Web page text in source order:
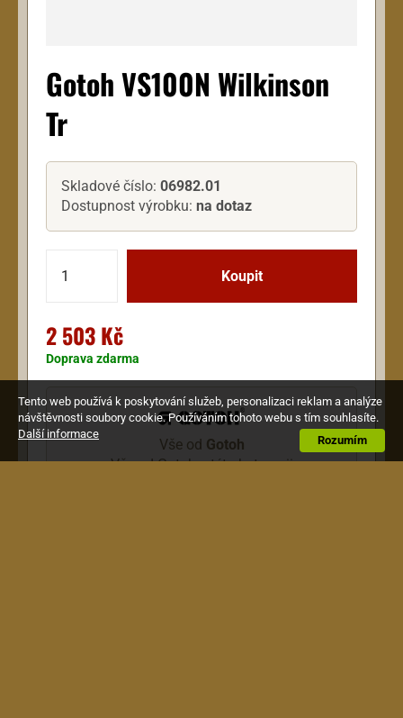
Gotoh VS100N Wilkinson
Tr
Skladové číslo: 06982.01
Dostupnost výrobku: na dotaz
2 503 Kč
Doprava zdarma
Vše od Gotoh
Vše od Gotoh v této kategorii
Tento web používá k poskytování služeb, personalizaci reklam a analýze
návštěvnosti soubory cookie. Používáním tohoto webu s tím souhlasíte.
Rozumím
Další informace